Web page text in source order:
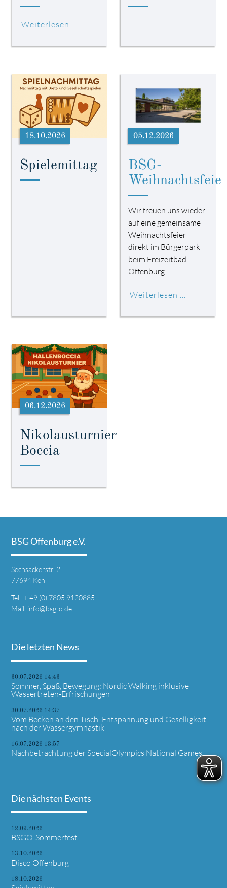
Weiterlesen …
Spielemittag
18.10.2026
BSG-
Weihnachtsfeier
05.12.2026
Wir freuen uns wieder
auf eine gemeinsame
Weihnachtsfeier
direkt im Bürgerpark
beim Freizeitbad
Offenburg.
Weiterlesen …
Nikolausturnier
Boccia
06.12.2026
BSG Offenburg e.V.
Sechsackerstr. 2
77694 Kehl
Tel.: + 49 (0) 7805 9120885
Mail: info@bsg-o.de
Die letzten News
30.07.2026 14:43
Sommer, Spaß, Bewegung: Nordic Walking inklusive
Wassertreten-Erfrischungen
30.07.2026 14:37
Vom Becken an den Tisch: Entspannung und Geselligkeit
nach der Wassergymnastik
16.07.2026 13:57
Nachbetrachtung der SpecialOlympics National Games
Die nächsten Events
12.09.2026
BSGO-Sommerfest
13.10.2026
Disco Offenburg
18.10.2026